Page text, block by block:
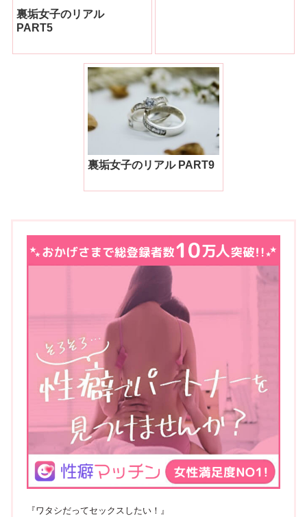
裏垢女子のリアル
PART5
裏垢女子のリアル PART9
『ワタシだってセックスしたい！』